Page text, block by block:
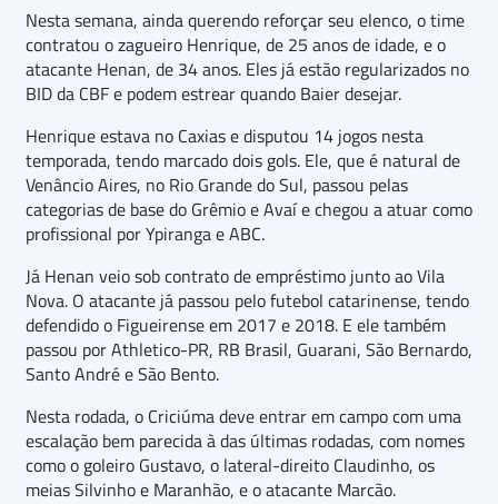
Nesta semana, ainda querendo reforçar seu elenco, o time
contratou o zagueiro Henrique, de 25 anos de idade, e o
atacante Henan, de 34 anos. Eles já estão regularizados no
BID da CBF e podem estrear quando Baier desejar.
Henrique estava no Caxias e disputou 14 jogos nesta
temporada, tendo marcado dois gols. Ele, que é natural de
Venâncio Aires, no Rio Grande do Sul, passou pelas
categorias de base do Grêmio e Avaí e chegou a atuar como
profissional por Ypiranga e ABC.
Já Henan veio sob contrato de empréstimo junto ao Vila
Nova. O atacante já passou pelo futebol catarinense, tendo
defendido o Figueirense em 2017 e 2018. E ele também
passou por Athletico-PR, RB Brasil, Guarani, São Bernardo,
Santo André e São Bento.
Nesta rodada, o Criciúma deve entrar em campo com uma
escalação bem parecida à das últimas rodadas, com nomes
como o goleiro Gustavo, o lateral-direito Claudinho, os
meias Silvinho e Maranhão, e o atacante Marcão.